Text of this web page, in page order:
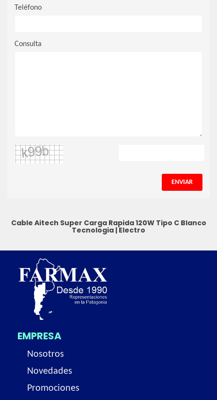
Teléfono
Consulta
ENVIAR
Cable Aitech Super Carga Rapida 120W Tipo C Blanco
Tecnologia |Electro
EMPRESA
Nosotros
Novedades
Promociones